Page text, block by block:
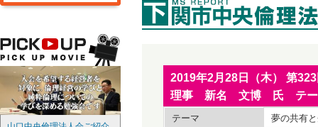
2019年2月28日（木） 第
理事 新名 文博 氏 テー
テーマ 夢の共有